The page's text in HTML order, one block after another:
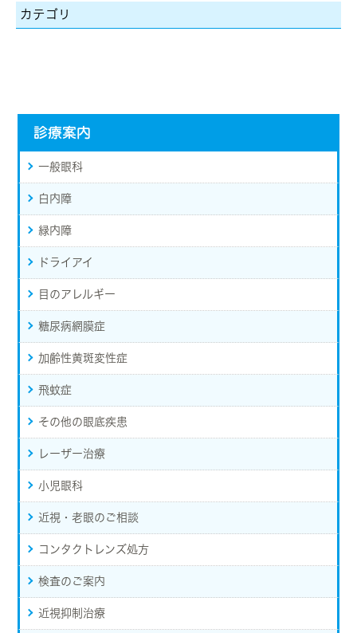
カテゴリ
診療案内
一般眼科
白内障
緑内障
ドライアイ
目のアレルギー
糖尿病網膜症
加齢性黄斑変性症
飛蚊症
その他の眼底疾患
レーザー治療
小児眼科
近視・老眼のご相談
コンタクトレンズ処方
検査のご案内
近視抑制治療